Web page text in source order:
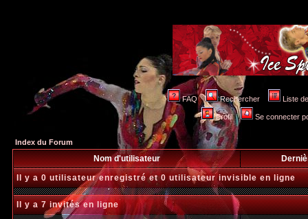
FAQ Rechercher Liste
Profil Se connecter
Index du Forum
Nom d'utilisateur
Il y a 0 utilisateur enregistré et 0 utilisateur invisible en ligne
Il y a 7 invités en ligne